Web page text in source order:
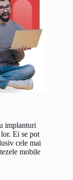
implanturi
Ei se pot
cele mai
mobile